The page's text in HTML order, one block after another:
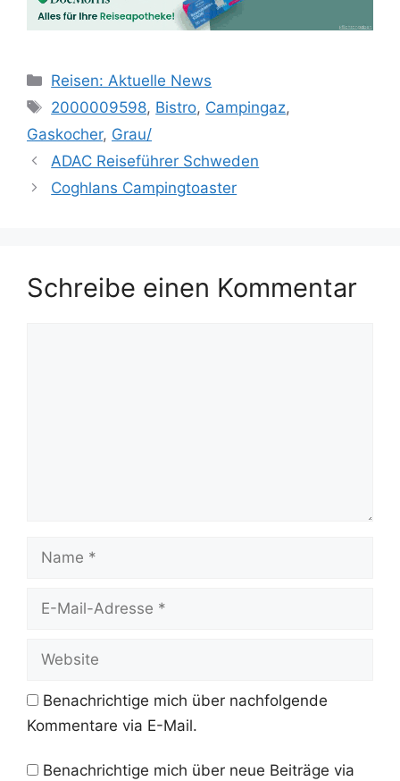
Kategorien
Reisen: Aktuelle News
Schlagwörter
2000009598, Bistro, Campingaz,
Gaskocher, Grau/
ADAC Reiseführer Schweden
Coghlans Campingtoaster
Schreibe einen Kommentar
Mail-
Benachrichtige mich über nachfolgende
Kommentare via E-Mail.
Benachrichtige mich über neue Beiträge via